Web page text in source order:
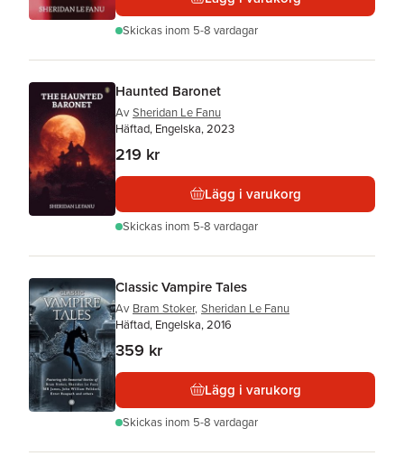
Skickas inom 5-8 vardagar
Haunted Baronet
Av Sheridan Le Fanu
Häftad, Engelska, 2023
219 kr
Lägg i varukorg
Skickas inom 5-8 vardagar
Classic Vampire Tales
Av Bram Stoker, Sheridan Le Fanu
Häftad, Engelska, 2016
359 kr
Lägg i varukorg
Skickas inom 5-8 vardagar